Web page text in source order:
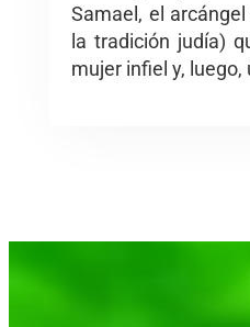
Samael, el
la tradición judía)
mujer infiel y, luego,